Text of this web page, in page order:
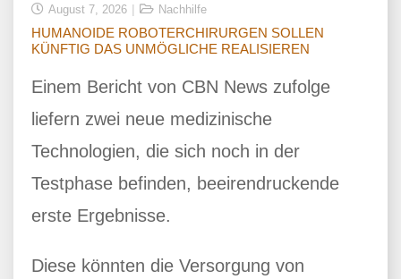
August 7, 2026 Nachhilfe
HUMANOIDE ROBOTERCHIRURGEN SOLLEN
KÜNFTIG DAS UNMÖGLICHE REALISIEREN
Einem Bericht von CBN News zufolge
liefern zwei neue medizinische
Technologien, die sich noch in der
Testphase befinden, beeirendruckende
erste Ergebnisse.
Diese könnten die Versorgung von